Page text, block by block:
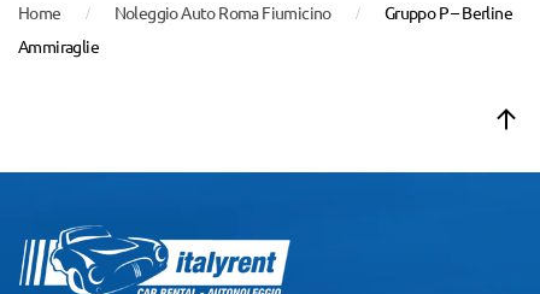
Home Noleggio Auto Roma Fiumicino
Gruppo P – Berline
Ammiraglie